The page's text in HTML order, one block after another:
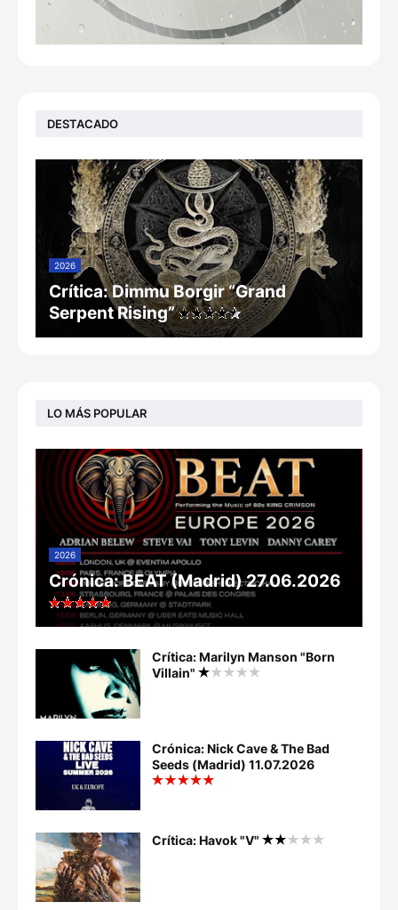
DESTACADO
2026
Crítica: Dimmu Borgir “Grand
Serpent Rising”
LO MÁS POPULAR
2026
Crónica: BEAT (Madrid) 27.06.2026
Crítica: Marilyn Manson "Born
Villain"
Crónica: Nick Cave & The Bad
Seeds (Madrid) 11.07.2026
Crítica: Havok "V"